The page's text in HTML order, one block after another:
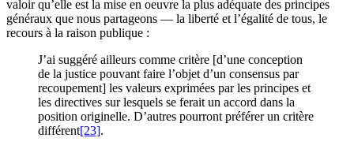
valoir qu’elle est la mise en oeuvre la plus adéquate des principes
généraux que nous partageons — la liberté et l’égalité de tous, le
recours à la raison publique :
J’ai suggéré ailleurs comme critère [d’une conception
de la justice pouvant faire l’objet d’un consensus par
recoupement] les valeurs exprimées par les principes et
les directives sur lesquels se ferait un accord dans la
position originelle. D’autres pourront préférer un critère
différent[23].